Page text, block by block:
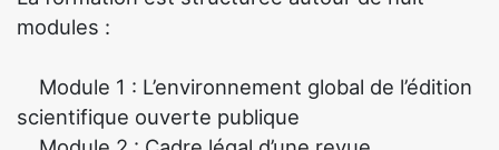
modules :
Module 1 : L’environnement global de l’édition
scientifique ouverte publique